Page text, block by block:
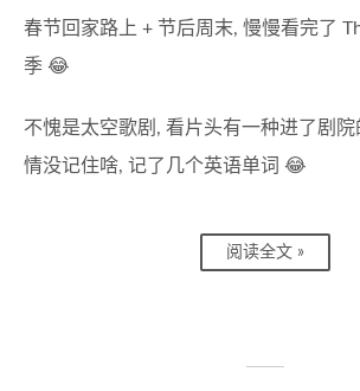
春节回家路上 + 节后周末, 慢慢看完了
季 😂
不愧是太空歌剧, 看片头有一种进了剧院
情没记住啥, 记了几个英语单词 😂
阅读全文 »